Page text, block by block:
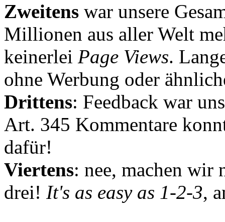
Zweitens war unsere
Millionen aus aller Welt
keinerlei Page Views.
ohne Werbung oder
Drittens: Feedback war
Art. 345 Kommentare
dafür!
Viertens: nee, machen wir
drei! It's as easy as 1-2-3,